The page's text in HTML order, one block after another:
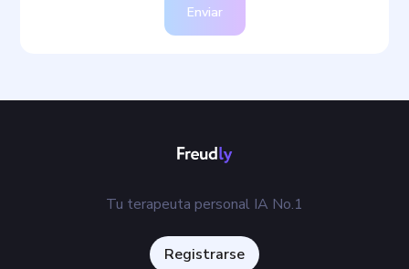
Enviar
Tu terapeuta personal IA No.1
Registrarse